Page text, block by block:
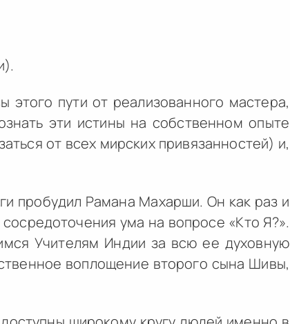
пути от реализованного мастера,
эти истины на собственном опыте
от всех мирских привязанностей) и,
пробудил Рамана Махарши. Он как раз и
ума на вопросе «Кто Я?».
Учителям Индии за всю ее духовную
воплощение второго сына Шивы,